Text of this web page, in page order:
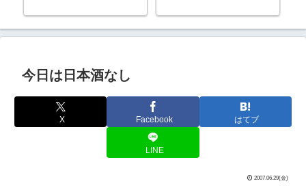
今日は日本酒なし
X Facebook はてブ
LINE
2007.06.29(金)